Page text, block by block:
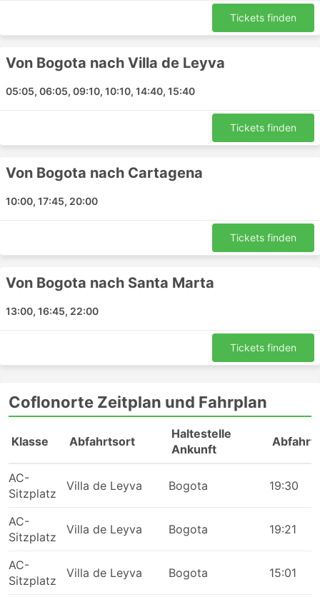
immer möglich ist, an der Busstation zu
erscheinen und gleich in den nächsten Bus
alle ausverkauft, planen Sie Ihre Reise deshalb
entsprechend.
Tickets finden
Von Bogota nach Villa de Leyva
05:05, 06:05, 09:10, 10:10, 14:40, 15:40
Tickets finden
Von Bogota nach Cartagena
10:00, 17:45, 20:00
Tickets finden
Von Bogota nach Santa Marta
13:00, 16:45, 22:00
Tickets finden
Coflonorte Zeitplan und Fahrplan
Klasse Abfahrtsort
Haltestelle
Ankunft
AC-
Sitzplatz
Villa de Leyva Bogota 19:30
AC-
Sitzplatz
Villa de Leyva Bogota 19:21
AC-
Sitzplatz
Villa de Leyva Bogota 15:01